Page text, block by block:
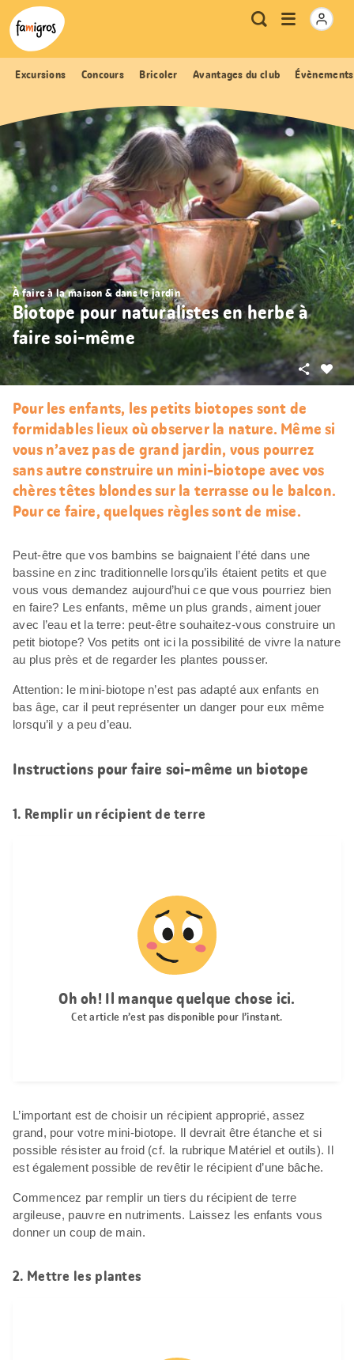
Signets
de
navigation
Header
Logo Métanavigation
RechercheOuvrir
Excursions Concours Bricoler Avantages du club
À faire à la maison & dans le jardin
Biotope pour naturalistes en herbe à
faire soi-même
Partager
Pour les enfants, les petits biotopes sont de
formidables lieux où observer la nature. Même si
vous n’avez pas de grand jardin, vous pourrez
sans autre construire un mini-biotope avec vos
chères têtes blondes sur la terrasse ou le balcon.
Pour ce faire, quelques règles sont de mise.
Peut-être que vos bambins se baignaient l’été dans une
bassine en zinc traditionnelle lorsqu’ils étaient petits et que
vous vous demandez aujourd’hui ce que vous pourriez bien
en faire? Les enfants, même un plus grands, aiment jouer
avec l’eau et la terre: peut-être souhaitez-vous construire un
petit biotope? Vos petits ont ici la possibilité de vivre la nature
au plus près et de regarder les plantes pousser.
Attention: le mini-biotope n’est pas adapté aux enfants en
bas âge, car il peut représenter un danger pour eux même
lorsqu’il y a peu d’eau.
Instructions pour faire soi-même un biotope
1. Remplir un récipient de terre
L’important est de choisir un récipient approprié, assez
grand, pour votre mini-biotope. Il devrait être étanche et si
possible résister au froid (cf. la rubrique Matériel et outils). Il
est également possible de revêtir le récipient d’une bâche.
Commencez par remplir un tiers du récipient de terre
argileuse, pauvre en nutriments. Laissez les enfants vous
donner un coup de main.
2. Mettre les plantes